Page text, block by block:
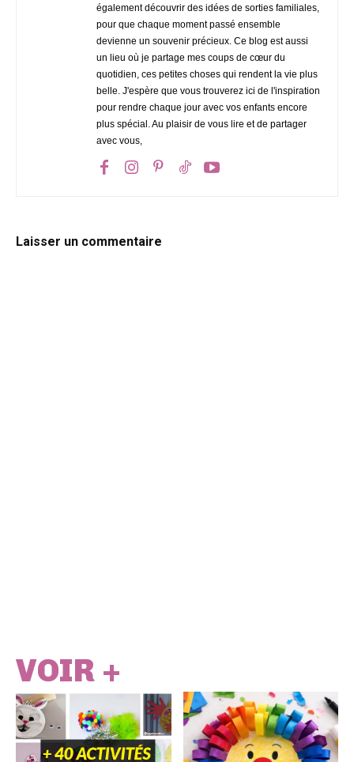
également découvrir des idées de sorties familiales,
pour que chaque moment passé ensemble
devienne un souvenir précieux. Ce blog est aussi
un lieu où je partage mes coups de cœur du
quotidien, ces petites choses qui rendent la vie plus
belle. J'espère que vous trouverez ici de l'inspiration
pour rendre chaque jour avec vos enfants encore
plus spécial. Au plaisir de vous lire et de partager
avec vous,
Laisser un commentaire
VOIR +